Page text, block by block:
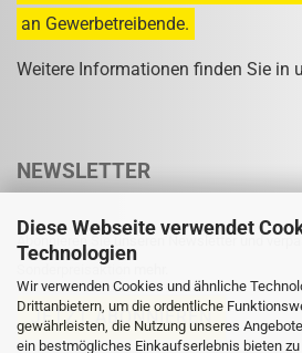
Diese Webseite verwendet
Technologien
Wir verwenden Cookies und ähnliche
Drittanbietern, um die ordentliche
gewährleisten, die Nutzung unseres
ein bestmögliches Einkaufserlebnis bieten
an Gewerbetreibende.
Weitere Informationen finden Sie in
NEWSLETTER
Abonnieren Sie unseren Newsletter und
Sonderpreisaktion mehr.